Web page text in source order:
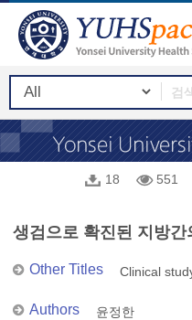
18 551
생검으로 확진된 지방간
Other Titles Clinical
Authors 윤정한